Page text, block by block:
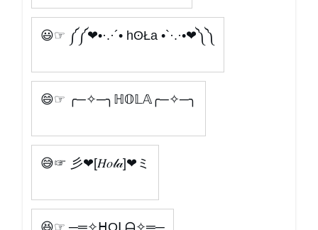
😃☞ ༼༼❤•·.·´• hʘŁa •`·.·•❤༽༽
😄☞ ╭─✧─╮ℍ𝕆𝕃𝔸╭─✧─╮
😅☞ 彡❤[𝐻𝑜𝓁𝒶]❤ミ